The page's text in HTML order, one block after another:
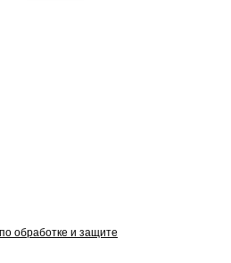
обработке и защите